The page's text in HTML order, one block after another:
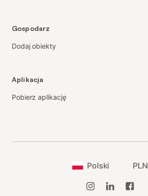
Gospodarz
Dodaj obiekty
Aplikacja
Pobierz aplikację
Polski PLN